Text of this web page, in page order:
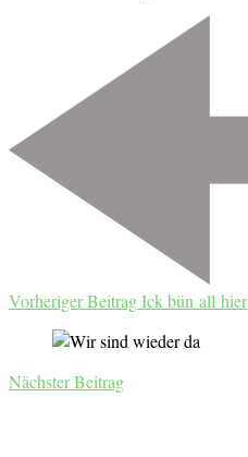
Beitragsnavigation
Vorheriger BeitragIck bün all hier
Nächster Beitrag